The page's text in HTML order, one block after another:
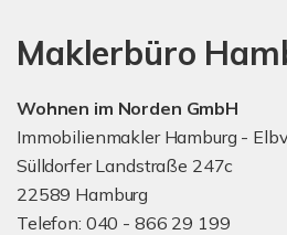
Maklerbüro
Wohnen im Norden GmbH
Immobilienmakler Hamburg -
Sülldorfer Landstraße 247c
22589 Hamburg
Telefon: 040 - 866 29 199